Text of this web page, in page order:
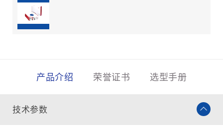
产品介绍 荣誉证书 选型手册
技术参数